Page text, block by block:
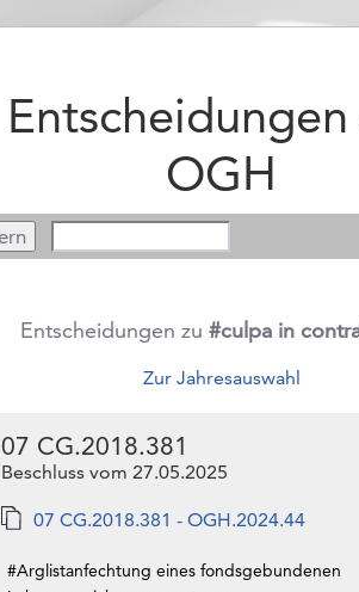
OGH
Entscheidungen zu #culpa in
Zur Jahresauswahl
07 CG.2018.381
Beschluss vom 27.05.2025
07 CG.2018.381 - OGH.2024.44
#Arglistanfechtung eines fondsgebundenen